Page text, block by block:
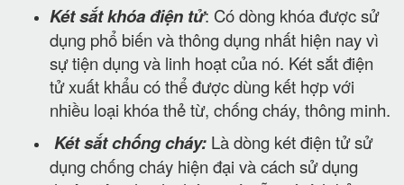
Két sắt khóa điện tử: Có dòng khóa được sử
dụng phổ biến và thông dụng nhất hiện nay vì
sự tiện dụng và linh hoạt của nó. Két sắt điện
tử xuất khẩu có thể được dùng kết hợp với
nhiều loại khóa thẻ từ, chống cháy, thông minh.
Két sắt chống cháy: Là dòng két điện tử sử
dụng chống cháy hiện đại và cách sử dụng